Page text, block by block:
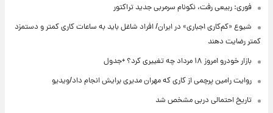
فوری: ربیعی رفت، نکونام سرمربی جدید تراکتور
شیوع «کم‌کاری اجباری» در ایران/ افراد شاغل باید به ساعات کاری کمتر و دستمزد
کمتر رضایت دهند
بازار خودرو امروز ۱۸ مرداد چه تغییری کرد؟ +جدول
روایت رامین پرچمی از کاری که مهران مدیری برایش انجام داد/ویدیو
تاریخ احتمالی دربی مشخص شد